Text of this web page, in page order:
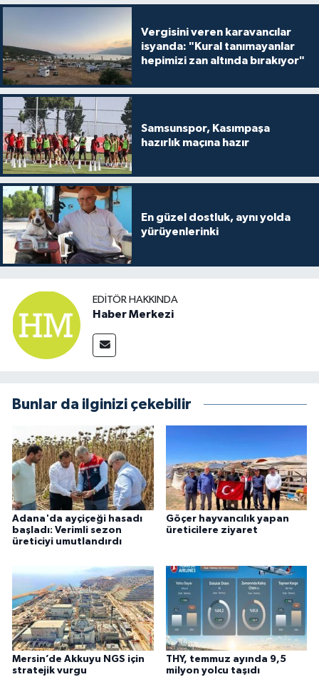
Vergisini veren karavancılar
isyanda: "Kural tanımayanlar
hepimizi zan altında bırakıyor"
Samsunspor, Kasımpaşa
hazırlık maçına hazır
En güzel dostluk, aynı yolda
yürüyenlerinki
EDITÖR HAKKINDA
Haber Merkezi
Bunlar da ilginizi çekebilir
Adana'da ayçiçeği hasadı
başladı: Verimli sezon
üreticiyi umutlandırdı
Göçer hayvancılık yapan
üreticilere ziyaret
Mersin’de Akkuyu NGS için
stratejik vurgu
THY, temmuz ayında 9,5
milyon yolcu taşıdı